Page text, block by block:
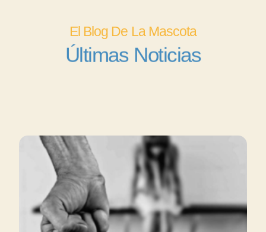
El Blog De La Mascota
Últimas Noticias